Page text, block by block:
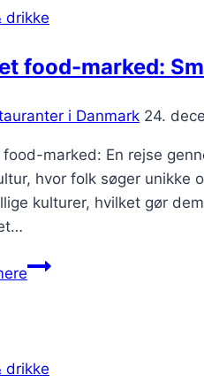
drikke
food-marked:
i Danmark 24.
marked: En rejse
hvor folk søger unikke
kulturer, hvilket gør
Street
på
drikke